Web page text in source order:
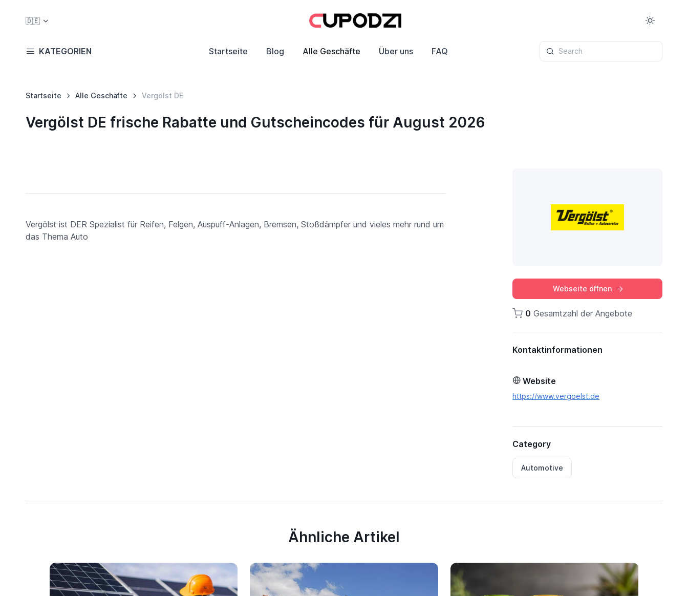
🇩🇪
KATEGORIEN Startseite Blog Alle Geschäfte Über uns FAQ Search
Startseite Alle Geschäfte Vergölst DE
Vergölst DE frische Rabatte und Gutscheincodes für August 2026
Vergölst ist DER Spezialist für Reifen, Felgen, Auspuff-Anlagen, Bremsen, Stoßdämpfer und vieles mehr rund um
das Thema Auto
Webseite öffnen
0 Gesamtzahl der Angebote
Kontaktinformationen
Website
https://www.vergoelst.de
Category
Automotive
Ähnliche Artikel